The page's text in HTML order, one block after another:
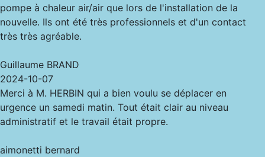
pompe à chaleur air/air que lors de l'installation de la
nouvelle. Ils ont été très professionnels et d'un contact
très très agréable.
Guillaume BRAND
2024-10-07
Merci à M. HERBIN qui a bien voulu se déplacer en
urgence un samedi matin. Tout était clair au niveau
administratif et le travail était propre.
aimonetti bernard